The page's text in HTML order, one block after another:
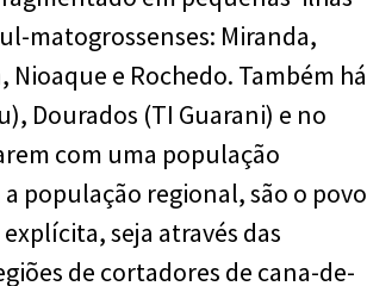
matogrossenses: Miranda,
e Rochedo. Também há
Dourados (TI Guarani) e no
com uma população
população regional, são o povo
seja através das
de cortadores de cana-de-